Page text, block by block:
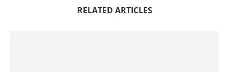
RELATED ARTICLES